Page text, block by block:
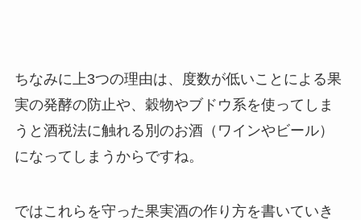
ちなみに上3つの理由は、度数が低いことによる果
実の発酵の防止や、穀物やブドウ系を使ってしま
うと酒税法に触れる別のお酒（ワインやビール）
になってしまうからですね。
ではこれらを守った果実酒の作り方を書いていき